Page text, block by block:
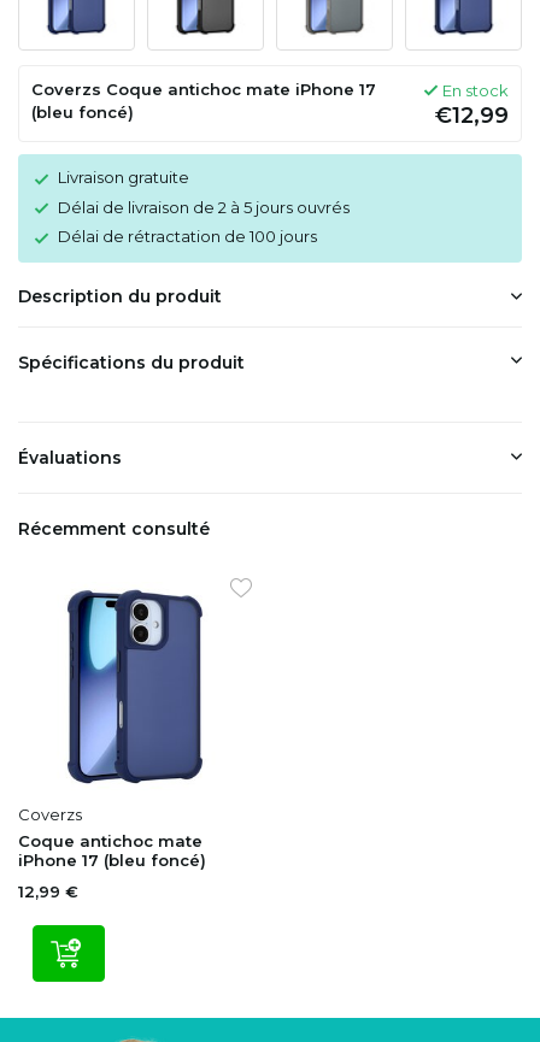
Coverzs Coque antichoc mate iPhone 17
(bleu foncé)
En stock
€12,99
Livraison gratuite
Délai de livraison de 2 à 5 jours ouvrés
Délai de rétractation de 100 jours
Description du produit
Spécifications du produit
Évaluations
Récemment consulté
Coverzs
Coque antichoc mate
iPhone 17 (bleu foncé)
12,99 €